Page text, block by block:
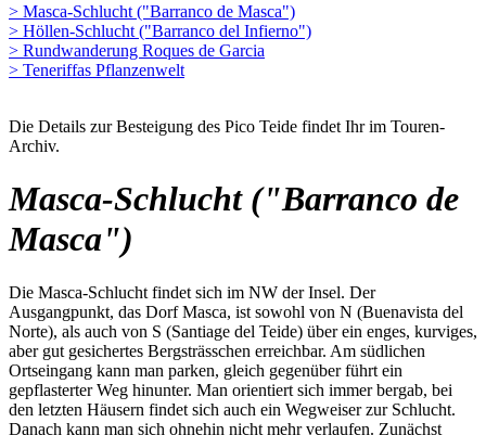
> Masca-Schlucht ("Barranco de Masca")
> Höllen-Schlucht ("Barranco del Infierno")
> Rundwanderung Roques de Garcia
> Teneriffas Pflanzenwelt
Die Details zur Besteigung des Pico Teide findet Ihr im Touren-
Archiv.
Masca-Schlucht ("Barranco de
Masca")
Die Masca-Schlucht findet sich im NW der Insel. Der
Ausgangpunkt, das Dorf Masca, ist sowohl von N (Buenavista del
Norte), als auch von S (Santiage del Teide) über ein enges, kurviges,
aber gut gesichertes Bergsträsschen erreichbar. Am südlichen
Ortseingang kann man parken, gleich gegenüber führt ein
gepflasterter Weg hinunter. Man orientiert sich immer bergab, bei
den letzten Häusern findet sich auch ein Wegweiser zur Schlucht.
Danach kann man sich ohnehin nicht mehr verlaufen. Zunächst